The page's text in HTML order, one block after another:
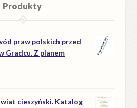
Produkty
praw polskich przed
Gradcu. Z planem
cieszyński. Katalog